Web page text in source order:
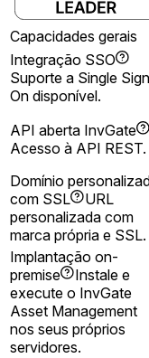
Capacidades gerais
Integração SSO
Suporte a Single
On disponível.
API aberta InvGate
Acesso à API REST.
Domínio
com SSL
URL
personalizada com
marca própria e SSL.
Implantação on-
premise
Instale e
execute o InvGate
Asset Management
nos seus próprios
servidores.